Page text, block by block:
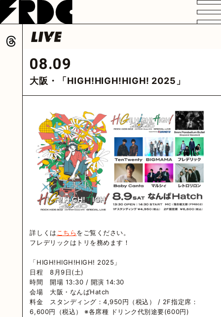
VIDEO
DISCOGRAPHY
GOODS
HOME
08.09
大阪・「HIGH!HIGH!HIGH! 2025」
詳しくはこちらをご覧ください。
フレデリックはトリを務めます！
「HIGH!HIGH!HIGH! 2025」
日程 8⽉9⽇(⼟)
時間 開場 13:30 / 開演 14:30
会場 大阪・なんばHatch
料金 スタンディング：4,950円（税込） / 2F指定席：
6,600円（税込） ※各席種 ドリンク代別途要(600円)